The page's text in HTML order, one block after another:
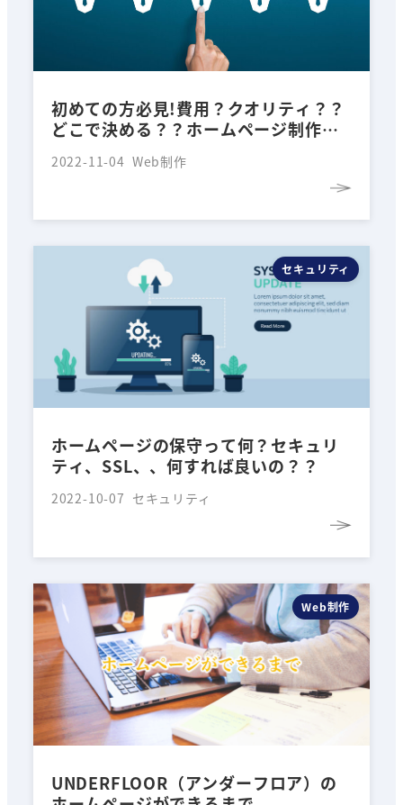
初めての方必見!費用？クオリティ？？
どこで決める？？ホームページ制作会
2022-11-04 Web制作
セキュリティ
ホームページの保守って何？セキュリ
ティ、SSL、、何すれば良いの？？
2022-10-07 セキュリティ
Web制作
UNDERFLOOR（アンダーフロア）の